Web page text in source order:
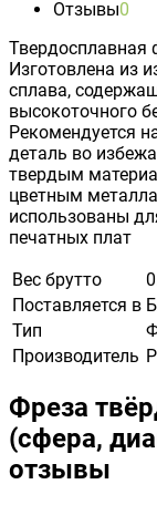
Отзывы0
Твердосплавная
Изготовлена из
сплава,
высокоточного
Рекомендуется
деталь во
твердым
цветным
использованы
печатных плат
Вес брутто
Поставляется в
Тип
Производитель
Фреза
(сфера,
отзывы